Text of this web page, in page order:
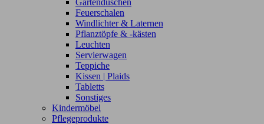
Gartenduschen
Feuerschalen
Windlichter & Laternen
Pflanztöpfe & -kästen
Leuchten
Servierwagen
Teppiche
Kissen | Plaids
Tabletts
Sonstiges
Kindermöbel
Pflegeprodukte